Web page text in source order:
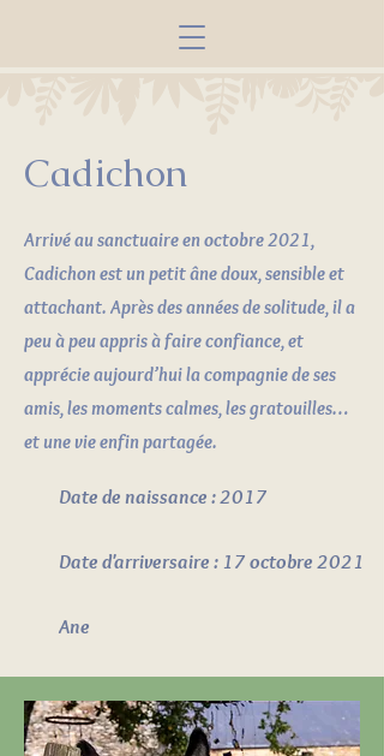
Cadichon
Arrivé au sanctuaire en octobre 2021,
Cadichon est un petit âne doux, sensible et
attachant. Après des années de solitude, il a
peu à peu appris à faire confiance, et
apprécie aujourd’hui la compagnie de ses
amis, les moments calmes, les gratouilles…
et une vie enfin partagée.
Date de naissance : 2017
Date d'arriversaire : 17 octobre 2021
Ane